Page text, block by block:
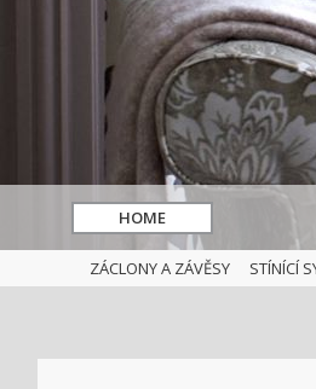
HOME
ZÁCLONY A ZÁVĚSY STÍNÍCÍ